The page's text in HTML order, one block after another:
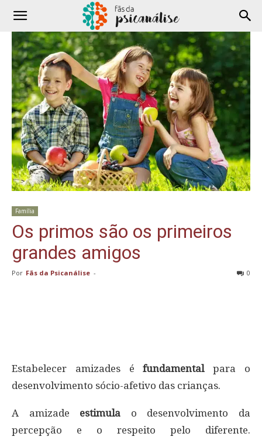
Família
Os primos são os primeiros
grandes amigos
Por Fãs da Psicanálise - 0
Estabelecer amizades éfundamentalpara o
desenvolvimento sócio-afetivo das crianças.
A amizade estimula o desenvolvimento da
percepção e o respeito pelo diferente.